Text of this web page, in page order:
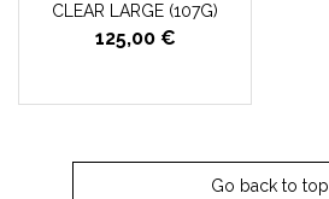
CLEAR LARGE (107G)
125,00 €
Go back to top